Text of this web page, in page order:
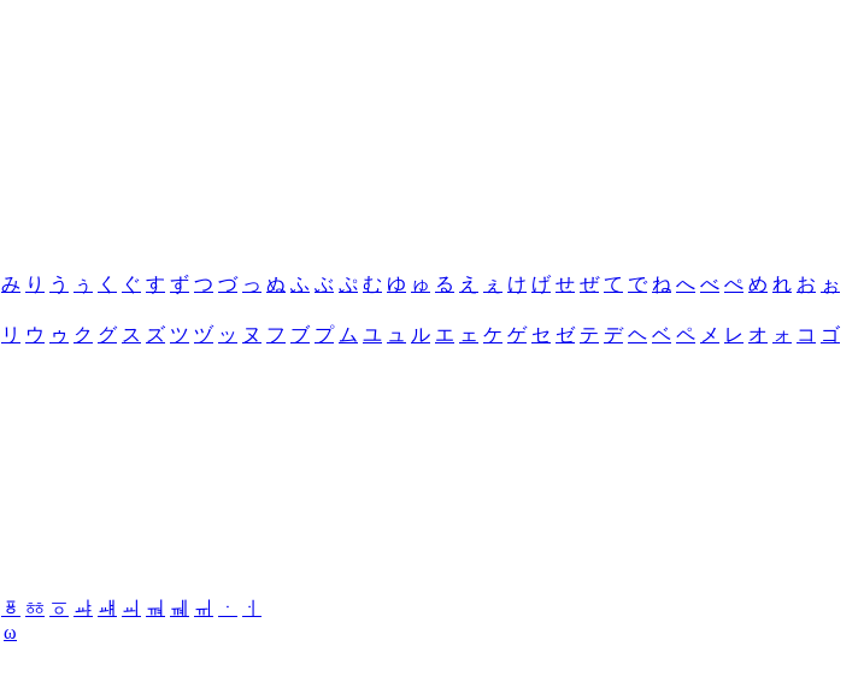
み り う ぅ く ぐ す ず つ づ っ ぬ ふ ぶ ぷ む ゆ ゅ る え ぇ け げ せ ぜ て で ね へ べ ぺ め れ お ぉ
リ ウ ゥ ク グ ス ズ ツ ヅ ッ ヌ フ ブ プ ム ユ ュ ル エ ェ ケ ゲ セ ゼ テ デ ヘ ベ ペ メ レ オ ォ コ ゴ
ㆄ ㆅ ㆆ ㆇ ㆈ ㆉ ㆊ ㆋ ㆌ ㆍ
ㆎ
ω